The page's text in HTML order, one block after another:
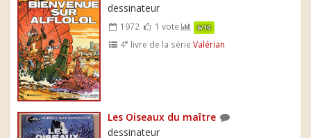
dessinateur
1972 1 vote 6/10
4e livre de la sérieValérian
Les Oiseaux du maître
dessinateur